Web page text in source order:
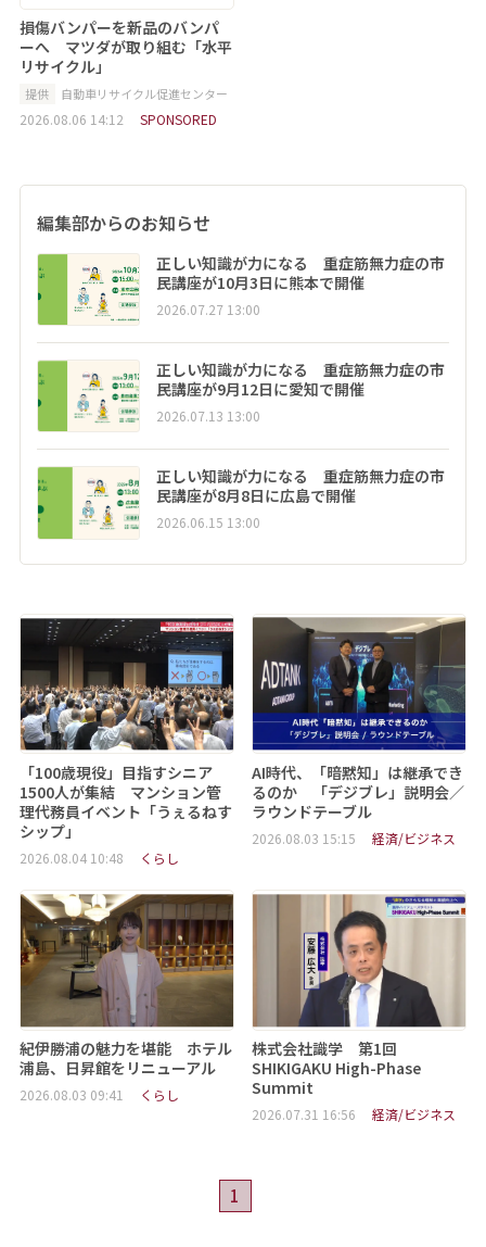
損傷バンパーを新品のバンパ
ーへ マツダが取り組む「水平
リサイクル」
提供 自動車リサイクル促進センター
2026.08.06 14:12 SPONSORED
編集部からのお知らせ
正しい知識が力になる 重症筋無力症の市
民講座が10月3日に熊本で開催
2026.07.27 13:00
正しい知識が力になる 重症筋無力症の市
民講座が9月12日に愛知で開催
2026.07.13 13:00
正しい知識が力になる 重症筋無力症の市
民講座が8月8日に広島で開催
2026.06.15 13:00
「100歳現役」目指すシニア
1500人が集結 マンション管
理代務員イベント「うぇるねす
シップ」
2026.08.04 10:48 くらし
AI時代、「暗黙知」は継承でき
るのか 「デジブレ」説明会／
ラウンドテーブル
2026.08.03 15:15 経済/ビジネス
紀伊勝浦の魅力を堪能 ホテル
浦島、日昇館をリニューアル
2026.08.03 09:41 くらし
株式会社識学 第1回
SHIKIGAKU High-Phase
Summit
2026.07.31 16:56 経済/ビジネス
1